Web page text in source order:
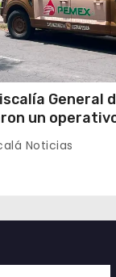
General
un
ubicada
Pinos al
Noticias